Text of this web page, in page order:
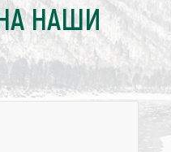
НАШИ